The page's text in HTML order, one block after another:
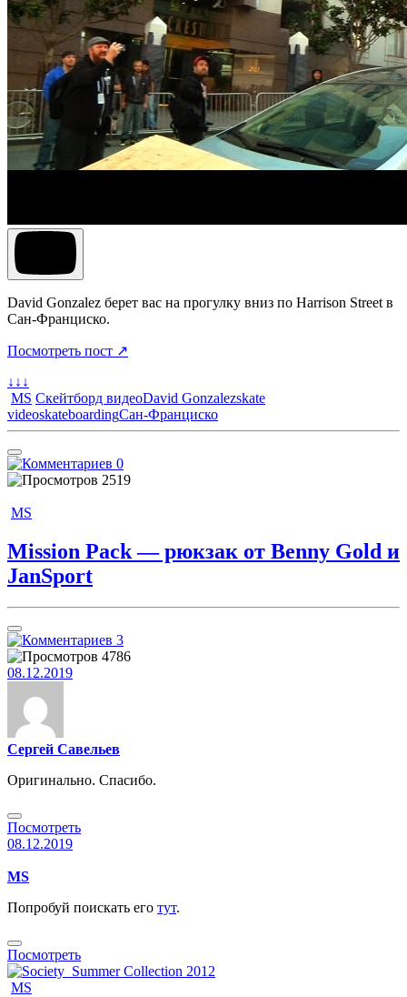
David Gonzalez берет вас на прогулку вниз по Harrison Street в
Сан-Франциско.
Посмотреть пост ↗
↓↓↓
MS Скейтборд видеоDavid Gonzalezskate
videoskateboardingСан-Франциско
0
2519
MS
Mission Pack — рюкзак от Benny Gold и
JanSport
3
4786
08.12.2019
Сергей Савельев
Оригинально. Спасибо.
Посмотреть
08.12.2019
MS
Попробуй поискать его тут.
Посмотреть
MS